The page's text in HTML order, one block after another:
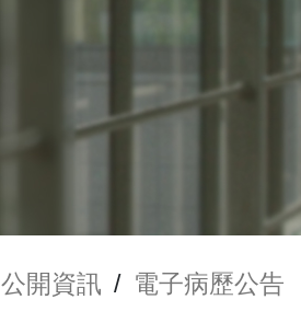
公開資訊 / 電子病歷公告